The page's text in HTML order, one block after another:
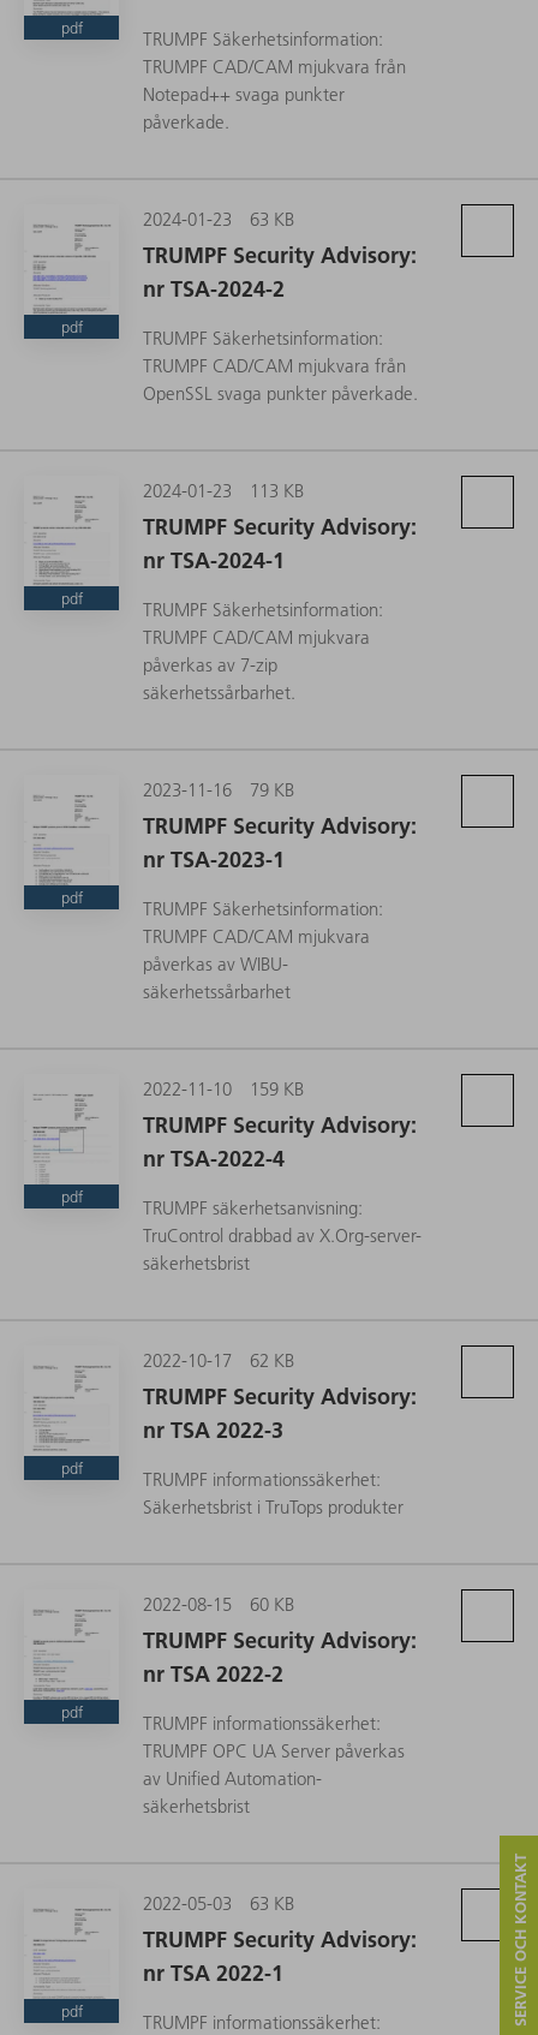
pdf
TRUMPF Säkerhetsinformation:
TRUMPF CAD/CAM mjukvara från
Notepad++ svaga punkter
påverkade.
pdf
2024-01-23 63 KB
TRUMPF Security Advisory:
nr TSA-2024-2
TRUMPF Säkerhetsinformation:
TRUMPF CAD/CAM mjukvara från
OpenSSL svaga punkter påverkade.
pdf
2024-01-23 113 KB
TRUMPF Security Advisory:
nr TSA-2024-1
TRUMPF Säkerhetsinformation:
TRUMPF CAD/CAM mjukvara
påverkas av 7-zip
säkerhetssårbarhet.
pdf
2023-11-16 79 KB
TRUMPF Security Advisory:
nr TSA-2023-1
TRUMPF Säkerhetsinformation:
TRUMPF CAD/CAM mjukvara
påverkas av WIBU-
säkerhetssårbarhet
pdf
2022-11-10 159 KB
TRUMPF Security Advisory:
nr TSA-2022-4
TRUMPF säkerhetsanvisning:
TruControl drabbad av X.Org-server-
säkerhetsbrist
pdf
2022-10-17 62 KB
TRUMPF Security Advisory:
nr TSA 2022-3
TRUMPF informationssäkerhet:
Säkerhetsbrist i TruTops produkter
pdf
2022-08-15 60 KB
TRUMPF Security Advisory:
nr TSA 2022-2
TRUMPF informationssäkerhet:
TRUMPF OPC UA Server påverkas
av Unified Automation-
säkerhetsbrist
pdf
2022-05-03 63 KB
TRUMPF Security Advisory:
nr TSA 2022-1
TRUMPF informationssäkerhet:
SERVICE OCH KONTAKT